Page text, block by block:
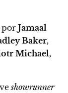
por Jamaal
Baker,
Michael,
showrunner